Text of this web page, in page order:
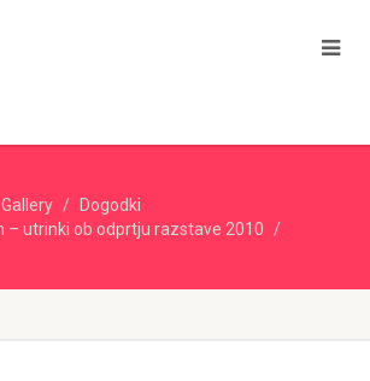
Gallery
Dogodki
– utrinki ob odprtju razstave 2010